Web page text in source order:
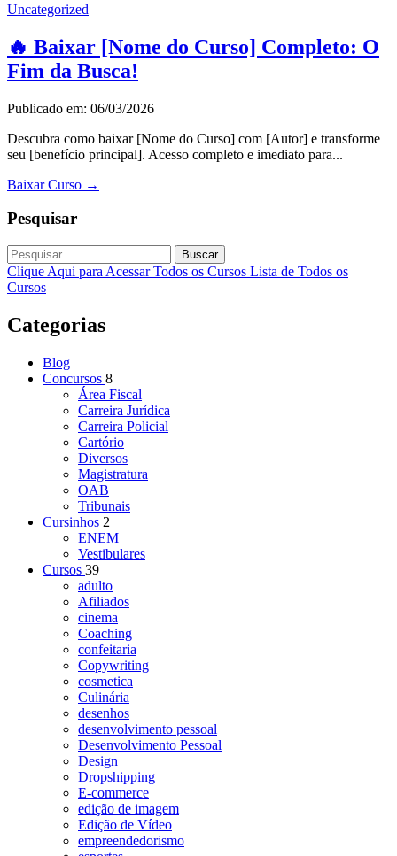
Uncategorized
🔥 Baixar [Nome do Curso] Completo: O
Fim da Busca!
Publicado em: 06/03/2026
Descubra como baixar [Nome do Curso] com [Autor] e transforme
seu [benefício principal]. Acesso completo e imediato para...
Baixar Curso →
Pesquisar
Buscar
Clique Aqui para Acessar Todos os Cursos Lista de Todos os
Cursos
Categorias
Blog
Concursos 8
Área Fiscal
Carreira Jurídica
Carreira Policial
Cartório
Diversos
Magistratura
OAB
Tribunais
Cursinhos 2
ENEM
Vestibulares
Cursos 39
adulto
Afiliados
cinema
Coaching
confeitaria
Copywriting
cosmetica
Culinária
desenhos
desenvolvimento pessoal
Desenvolvimento Pessoal
Design
Dropshipping
E-commerce
edição de imagem
Edição de Vídeo
empreendedorismo